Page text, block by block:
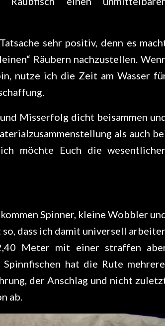
sehr positiv, denn es
Räubern nachzustellen.
nutze ich die Zeit am Wasser
Misserfolg dicht beisammen
als auch
möchte Euch die
Spinner, kleine Wobbler
so, dass ich damit universell
Meter mit einer straffen
hat die Rute
der Anschlag und nicht
ab.